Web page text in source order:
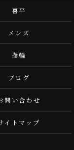
喜平
メンズ
指輪
ブログ
問い合わせ
イトマップ